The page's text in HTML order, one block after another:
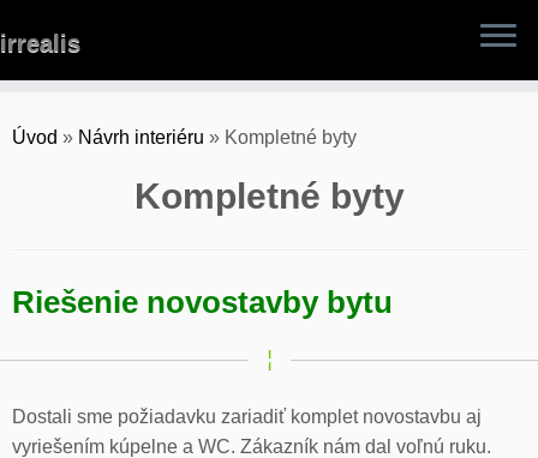
to
irrealis
Úvod » Návrh interiéru » Kompletné byty
Kompletné byty
Riešenie novostavby bytu
Dostali sme požiadavku zariadiť komplet novostavbu aj
vyriešením kúpelne a WC. Zákazník nám dal voľnú ruku.